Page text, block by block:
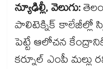
న్యూఢిల్లీ, వెలుగు:
పాలిటెక్నిక్ కాలేజీల్లో
పెట్టే ఆలోచన
కర్నూల్ ఎంపీ మల్లు